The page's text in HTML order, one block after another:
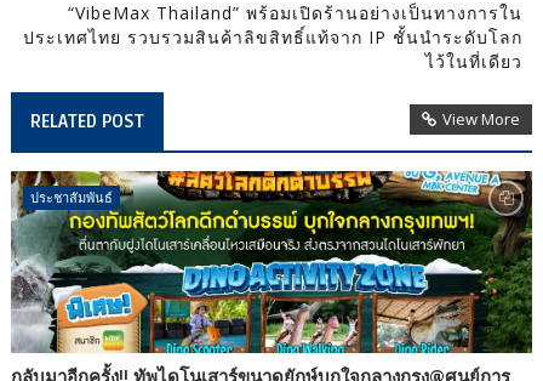
“VibeMax Thailand” พร้อมเปิดร้านอย่างเป็นทางการใน
ประเทศไทย รวบรวมสินค้าลิขสิทธิ์แท้จาก IP ชั้นนำระดับโลก
ไว้ในที่เดียว
RELATED POST View More
ประชาสัมพันธ์